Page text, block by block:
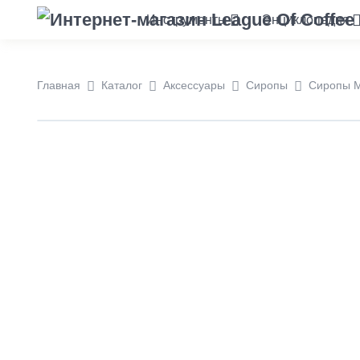
Инструменты Энциклопедия
Главная Каталог Аксессуары Сиропы Сиропы